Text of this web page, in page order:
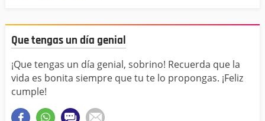
Que tengas un día genial
¡Que tengas un día genial, sobrino! Recuerda que la
vida es bonita siempre que tu te lo propongas. ¡Feliz
cumple!